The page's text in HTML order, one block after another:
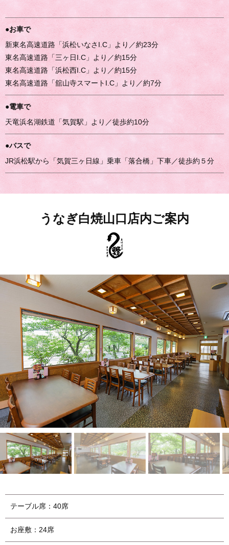
●お車で
新東名高速道路「浜松いなさI.C」より／約23分
東名高速道路「三ヶ日I.C」より／約15分
東名高速道路「浜松西I.C」より／約15分
東名高速道路「舘山寺スマートI.C」より／約7分
●電車で
天竜浜名湖鉄道「気賀駅」より／徒歩約10分
●バスで
JR浜松駅から「気賀三ヶ日線」乗車「落合橋」下車／徒歩約５分
うなぎ白焼山口店内ご案内
テーブル席：40席
お座敷：24席